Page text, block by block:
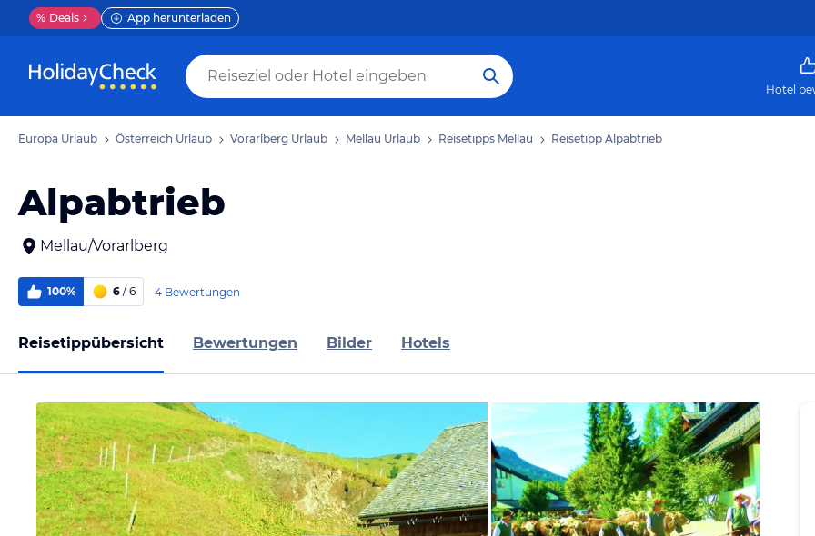
% Deals App herunterladen
Hotel
Europa Urlaub Österreich Urlaub Vorarlberg Urlaub Mellau Urlaub Reisetipps Mellau Reisetipp Alpabtrieb
Alpabtrieb
Mellau/Vorarlberg
100% 6 / 6 4 Bewertungen
Reisetippübersicht Bewertungen Bilder Hotels